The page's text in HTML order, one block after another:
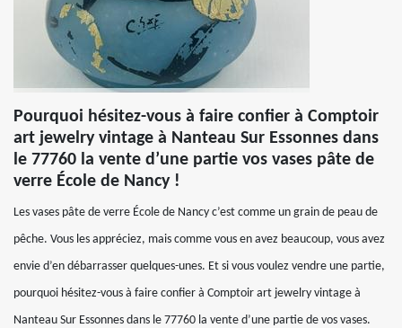
Pourquoi hésitez-vous à faire confier à Comptoir
art jewelry vintage à Nanteau Sur Essonnes dans
le 77760 la vente d’une partie vos vases pâte de
verre École de Nancy !
Les vases pâte de verre École de Nancy c’est comme un grain de peau de
pêche. Vous les appréciez, mais comme vous en avez beaucoup, vous avez
envie d’en débarrasser quelques-unes. Et si vous voulez vendre une partie,
pourquoi hésitez-vous à faire confier à Comptoir art jewelry vintage à
Nanteau Sur Essonnes dans le 77760 la vente d’une partie de vos vases.